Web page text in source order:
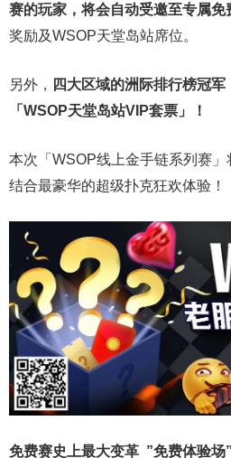
赛的玩家，将会自动受邀至专属免
奖励及WSOP天堂岛站席位。
另外， 四大区域的洲际排行榜冠军
「WSOP天堂岛站VIP套票」
！
本次「WSOP线上金手链系列赛」
结合最豪华的超级扑克狂欢体验！
免费赛史上最大变革 ”免费体验场